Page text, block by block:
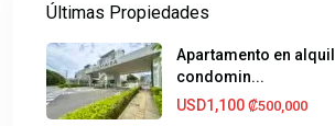
Últimas Propiedades
Apartamento en
condomin...
USD1,100 ₡500,000